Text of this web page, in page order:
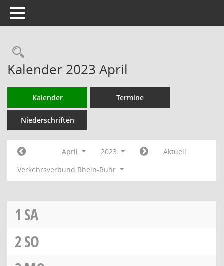
Toggle navigation
Rechercheauswahl
Kalender 2023 April
Kalender Termine
Niederschriften
April 2023
Aktuell
Verkehrsverbund Rhein-Ruhr
1 SA
2SO